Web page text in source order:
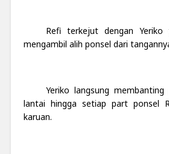
Refi terkejut dengan
mengambil alih ponsel dari
Yeriko langsung
lantai hingga setiap part ponsel
karuan.